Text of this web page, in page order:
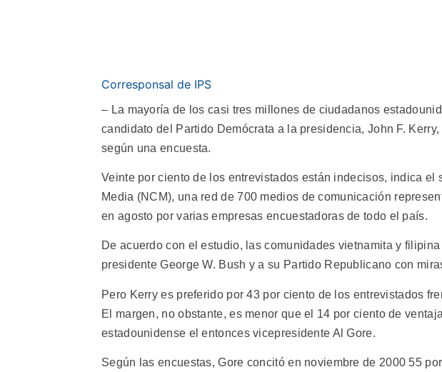
Corresponsal de IPS
– La mayoría de los casi tres millones de ciudadanos
candidato del Partido Demócrata a la presidencia, John F.
según una encuesta.
Veinte por ciento de los entrevistados están indecisos, indica
Media (NCM), una red de 700 medios de comunicación
en agosto por varias empresas encuestadoras de todo el país.
De acuerdo con el estudio, las comunidades vietnamita y
presidente George W. Bush y a su Partido Republicano con
Pero Kerry es preferido por 43 por ciento de los entrevistados
El margen, no obstante, es menor que el 14 por ciento de
estadounidense el entonces vicepresidente Al Gore.
Según las encuestas, Gore concitó en noviembre de 2000 55